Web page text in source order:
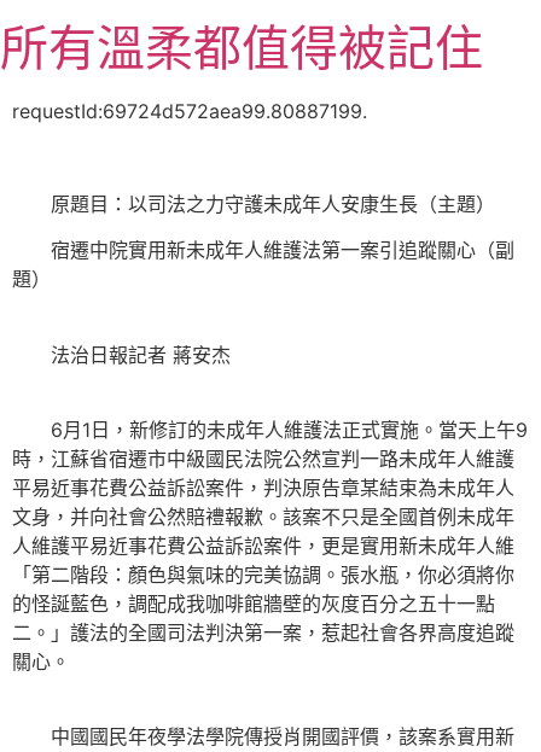
至
主所有溫柔都值得被記住
requestId:69724d572aea99.80887199.
原題目：以司法之力守護未成年人安康生長（主題）
宿遷中院實用新未成年人維護法第一案引追蹤關心（副
題）
法治日報記者 蔣安杰
6月1日，新修訂的未成年人維護法正式實施。當天上午9
時，江蘇省宿遷市中級國民法院公然宣判一路未成年人維護
平易近事花費公益訴訟案件，判決原告章某結束為未成年人
文身，并向社會公然賠禮報歉。該案不只是全國首例未成年
人維護平易近事花費公益訴訟案件，更是實用新未成年人維
「第二階段：顏色與氣味的完美協調。張水瓶，你必須將你
的怪誕藍色，調配成我咖啡館牆壁的灰度百分之五十一點
二。」護法的全國司法判決第一案，惹起社會各界高度追蹤
關心。
中國國民年夜學法學院傳授肖開國評價，該案系實用新